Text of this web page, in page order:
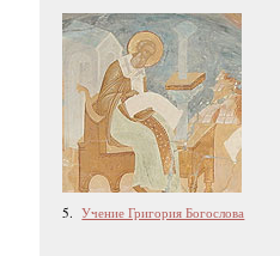
5.Учение Григория Богослова